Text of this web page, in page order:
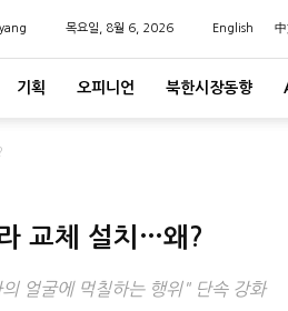
목요일, 8월 6, 2026 English
기획 오피니언 북한시장동향
교체 설치…왜?
얼굴에 먹칠하는 행위" 단속 강화